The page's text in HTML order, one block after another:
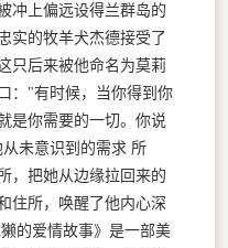
冲上偏远设得兰群岛的
实的牧羊犬杰德接受了
只后来被他命名为莫莉
："有时候，当你得到你
是你需要的一切。你说
未意识到的需求 所
，把她从边缘拉回来的
住所，唤醒了他内心深
的爱情故事》是一部美